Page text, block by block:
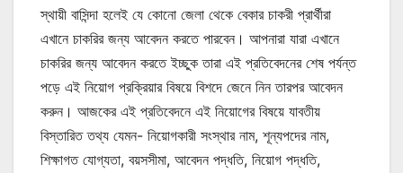
স্থায়ী বাসিন্দা হলেই যে কোনো জেলা থেকে বেকার চাকরী প্রার্থীরা
এখানে চাকরির জন্য আবেদন করতে পারবেন। আপনারা যারা এখানে
চাকরির জন্য আবেদন করতে ইচ্ছুক তারা এই প্রতিবেদনের শেষ পর্যন্ত
পড়ে এই নিয়োগ প্রক্রিয়ার বিষয়ে বিশদে জেনে নিন তারপর আবেদন
করুন। আজকের এই প্রতিবেদনে এই নিয়োগের বিষয়ে যাবতীয়
বিস্তারিত তথ্য যেমন- নিয়োগকারী সংস্থার নাম, শূন্যপদের নাম,
শিক্ষাগত যোগ্যতা, বয়সসীমা, আবেদন পদ্ধতি, নিয়োগ পদ্ধতি,